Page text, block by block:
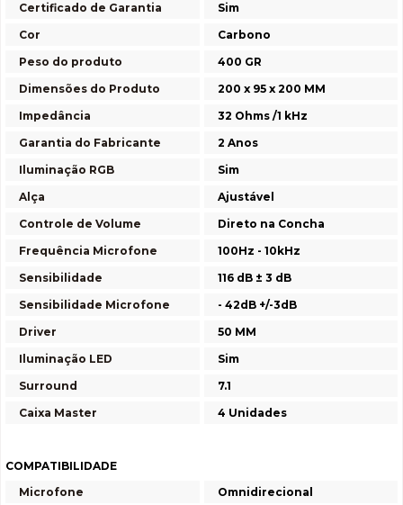
Certificado de Garantia
Sim
Cor
Carbono
Peso do produto
400 GR
Dimensões do Produto
200 x 95 x 200 MM
Impedância
32 Ohms /1 kHz
Garantia do Fabricante
2 Anos
Iluminação RGB
Sim
Alça
Ajustável
Controle de Volume
Direto na Concha
Frequência Microfone
100Hz - 10kHz
Sensibilidade
116 dB ± 3 dB
Sensibilidade Microfone
- 42dB +/-3dB
Driver
50 MM
Iluminação LED
Sim
Surround
7.1
Caixa Master
4 Unidades
COMPATIBILIDADE
Microfone
Omnidirecional